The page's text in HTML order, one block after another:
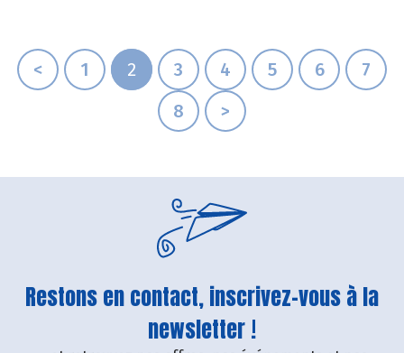
< 1 2 3 4 5 6
7
8
>
Restons en contact, inscrivez-vous à la
newsletter !